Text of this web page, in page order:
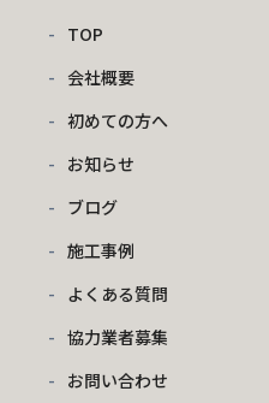
TOP
会社概要
初めての方へ
お知らせ
ブログ
施工事例
よくある質問
協力業者募集
お問い合わせ